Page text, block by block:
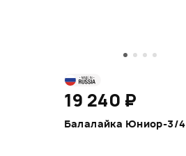
19 240 ₽
Балалайка Юниор-3/4